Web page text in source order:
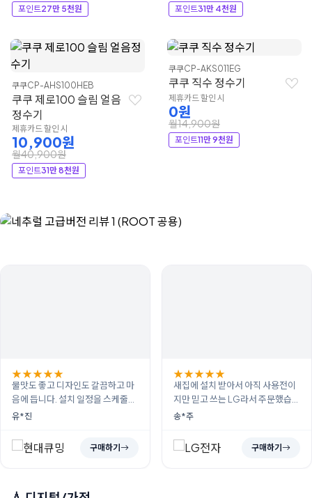
포인트27만 5천원 포인트31만 4천원
쿠쿠CP-AHS100HEB
쿠쿠 제로100 슬림 얼음
정수기
제휴카드 할인 시
10,900원
월40,900원
포인트31만 8천원
쿠쿠CP-AKS011EG
쿠쿠 직수 정수기
제휴카드 할인 시
0원
월14,900원
포인트11만 9천원
★★★★★
물맛도 좋고 디자인도 갈끔하고 마
음에 듭니다. 설치 일정을 스케줄상
맞지 않아서 변경했었는데도 원하
무 좋았습니다. 이제 무거운 생수 사
다나를일이 ...
유*진
구매하기
★★★★★
새집에 설치 받아서 아직 사용전이
지만 믿고 쓰는 LG라서 주문했습니
다. 올 여름 시원하게 아이들과 얼음
다시 후기 작성 가능하면 또 작성하
러 올께...
송*주
구매하기